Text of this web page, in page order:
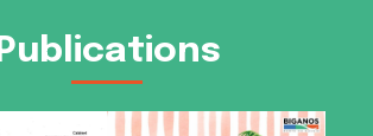
Publications